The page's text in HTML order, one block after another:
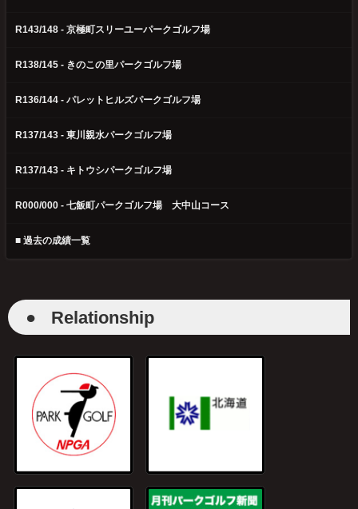
R143/148 - 京極町スリーユーパークゴルフ場
R138/145 - きのこの里パークゴルフ場
R136/144 - パレットヒルズパークゴルフ場
R137/143 - 東川親水パークゴルフ場
R137/143 - キトウシパークゴルフ場
R000/000 - 七飯町パークゴルフ場 大中山コース
■ 過去の成績一覧
● Relationship